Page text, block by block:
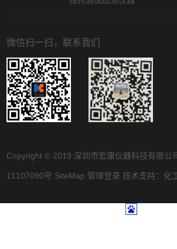
微信扫一扫，联系我们
Copyright © 2019 深圳市宏康仪器科技有限公
11107090号 SiteMap 管理登录 技术支持： 化